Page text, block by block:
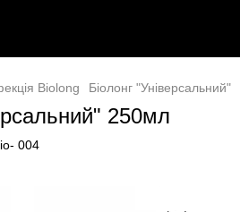
Biolong Біолонг "Універсальний"
250мл
004